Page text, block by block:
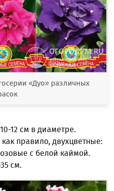
«Дуо» различных
12 см в диаметре.
правило, двухцветные:
с белой каймой.
см.